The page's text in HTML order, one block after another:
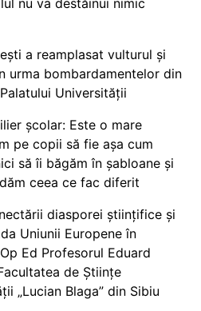
nu va destăinui nimic
a reamplasat vulturul și
urma bombardamentelor din
Universității
școlar: Este o mare
pe copii să fie așa cum
să îi băgăm în șabloane și
ceea ce fac diferit
diasporei științifice și
Uniunii Europene în
Ed Profesorul Eduard
de Științe
„Lucian Blaga” din Sibiu